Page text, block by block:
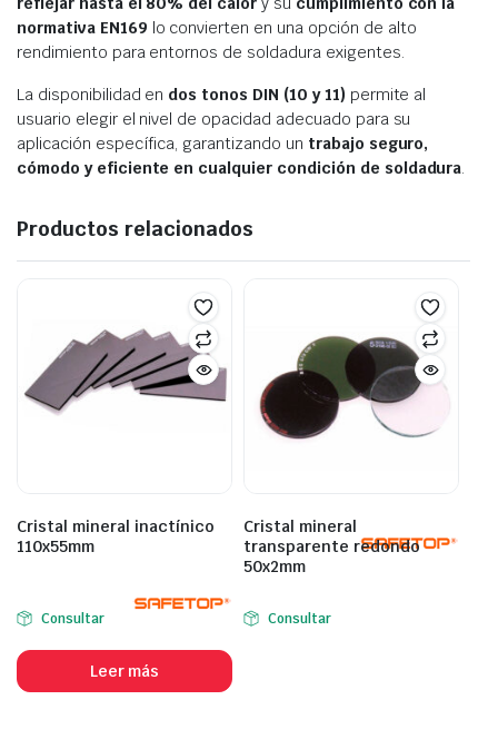
normativa EN169 lo convierten en una opción de alto
rendimiento para entornos de soldadura exigentes.
La disponibilidad en dos tonos DIN (10 y 11) permite al
usuario elegir el nivel de opacidad adecuado para su
aplicación específica, garantizando un trabajo seguro,
cómodo y eficiente en cualquier condición de soldadura.
Productos relacionados
Cristal mineral inactínico
110x55mm
Consultar
Leer más
Cristal mineral
transparente redondo
50x2mm
Consultar